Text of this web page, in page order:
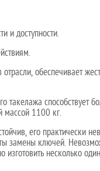
и доступности.
обеспечивает
такелажа способствует
массой 1100 кг.
его практически
замены ключей.
несколько